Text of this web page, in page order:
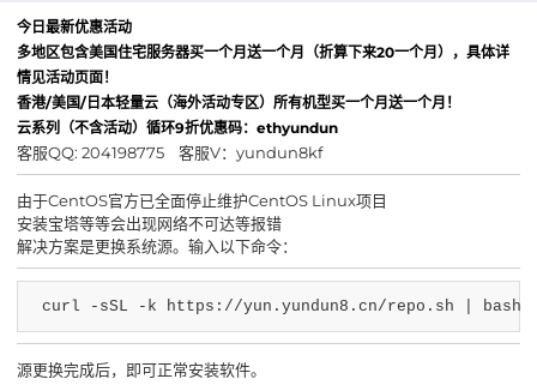
下一篇：美国活动/新加坡/成都西信IP网段更换通知
客服QQ
客服微信
今日最新优惠活动
多地区包含美国住宅服务器买一个月送一个月（折算下来20一个月），具体详
情见活动页面！
香港/美国/日本轻量云（海外活动专区）所有机型买一个月送一个月！
云系列（不含活动）循环9折优惠码：ethyundun
客服QQ: 204198775 客服V：yundun8kf
由于CentOS官方已全面停止维护CentOS Linux项目
安装宝塔等等会出现网络不可达等报错
解决方案是更换系统源。输入以下命令：
curl -sSL -k https://yun.yundun8.cn/repo.sh | bash
源更换完成后，即可正常安装软件。